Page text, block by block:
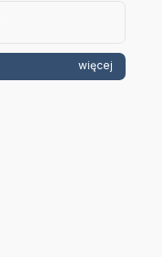
więcej